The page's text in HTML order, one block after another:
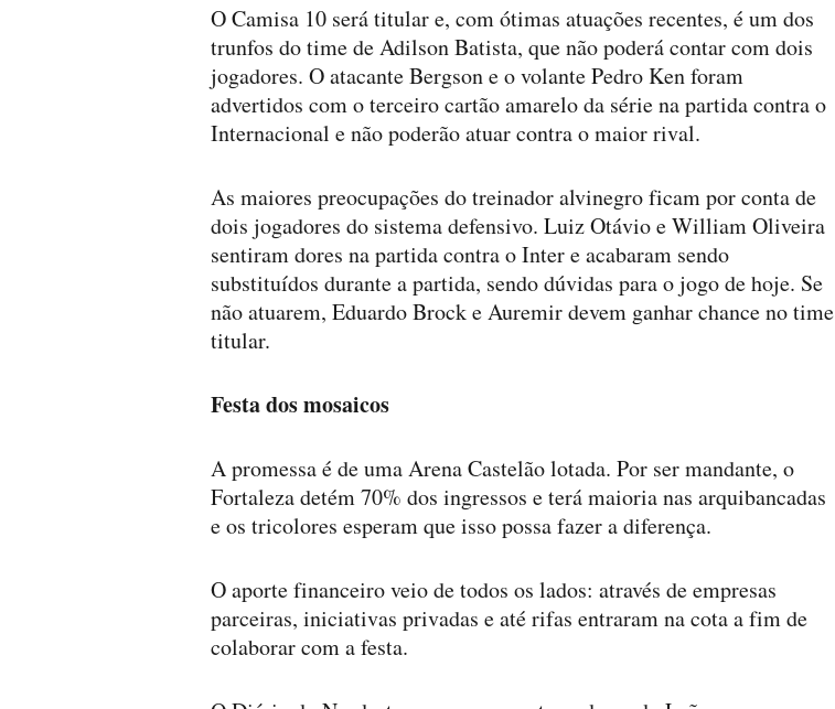
O Camisa 10 será titular e, com ótimas atuações recentes, é um dos
trunfos do time de Adilson Batista, que não poderá contar com dois
jogadores. O atacante Bergson e o volante Pedro Ken foram
advertidos com o terceiro cartão amarelo da série na partida contra o
Internacional e não poderão atuar contra o maior rival.
As maiores preocupações do treinador alvinegro ficam por conta de
dois jogadores do sistema defensivo. Luiz Otávio e William Oliveira
sentiram dores na partida contra o Inter e acabaram sendo
substituídos durante a partida, sendo dúvidas para o jogo de hoje. Se
não atuarem, Eduardo Brock e Auremir devem ganhar chance no time
titular.
Festa dos mosaicos
A promessa é de uma Arena Castelão lotada. Por ser mandante, o
Fortaleza detém 70% dos ingressos e terá maioria nas arquibancadas
e os tricolores esperam que isso possa fazer a diferença.
O aporte financeiro veio de todos os lados: através de empresas
parceiras, iniciativas privadas e até rifas entraram na cota a fim de
colaborar com a festa.